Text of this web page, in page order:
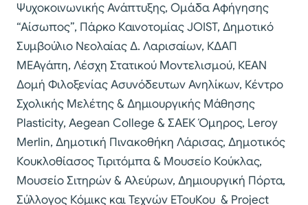
Ψυχοκοινωνικής Ανάπτυξης, Ομάδα Αφήγησης
“Αίσωπος”, Πάρκο Καινοτομίας JOIST, Δημοτικό
Συμβούλιο Νεολαίας Δ. Λαρισαίων, ΚΔΑΠ
ΜΕΑγάπη, Λέσχη Στατικού Μοντελισμού, ΚΕΑΝ
Δομή Φιλοξενίας Ασυνόδευτων Ανηλίκων, Κέντρο
Σχολικής Μελέτης & Δημιουργικής Μάθησης
Plasticity, Aegean College & ΣΑΕΚ Όμηρος, Leroy
Merlin, Δημοτική Πινακοθήκη Λάρισας, Δημοτικός
Κουκλοθίασος Τιριτόμπα & Μουσείο Κούκλας,
Μουσείο Σιτηρών & Αλεύρων, Δημιουργική Πόρτα,
Σύλλογος Κόμικς και Τεχνών ΕΤουΚου & Project